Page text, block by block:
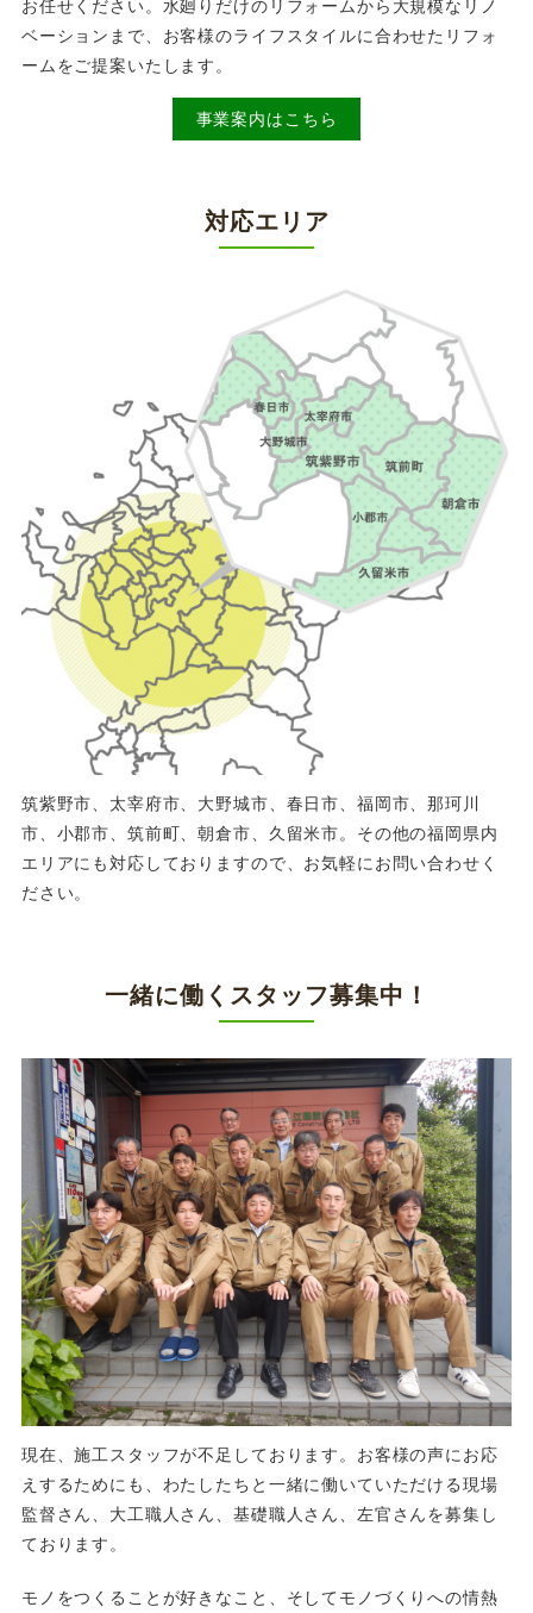
お任せください。水廻りだけのリフォームから大規模なリノ
ベーションまで、お客様のライフスタイルに合わせたリフォ
ームをご提案いたします。
事業案内はこちら
対応エリア
筑紫野市、太宰府市、大野城市、春日市、福岡市、那珂川
市、小郡市、筑前町、朝倉市、久留米市。その他の福岡県内
エリアにも対応しておりますので、お気軽にお問い合わせく
ださい。
一緒に働くスタッフ募集中！
現在、施工スタッフが不足しております。お客様の声にお応
えするためにも、わたしたちと一緒に働いていただける現場
監督さん、大工職人さん、基礎職人さん、左官さんを募集し
ております。
モノをつくることが好きなこと、そしてモノづくりへの情熱